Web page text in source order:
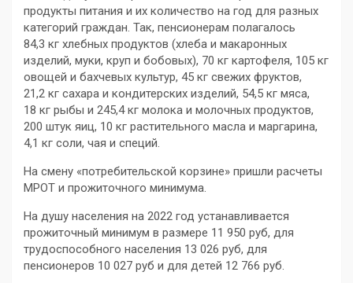
продукты питания и их количество на год для разных
категорий граждан. Так, пенсионерам полагалось
84,3 кг хлебных продуктов (хлеба и макаронных
изделий, муки, круп и бобовых), 70 кг картофеля, 105 кг
овощей и бахчевых культур, 45 кг свежих фруктов,
21,2 кг сахара и кондитерских изделий, 54,5 кг мяса,
18 кг рыбы и 245,4 кг молока и молочных продуктов,
200 штук яиц, 10 кг растительного масла и маргарина,
4,1 кг соли, чая и специй.
На смену «потребительской корзине» пришли расчеты
МРОТ и прожиточного минимума.
На душу населения на 2022 год устанавливается
прожиточный минимум в размере 11 950 руб, для
трудоспособного населения 13 026 руб, для
пенсионеров 10 027 руб и для детей 12 766 руб.